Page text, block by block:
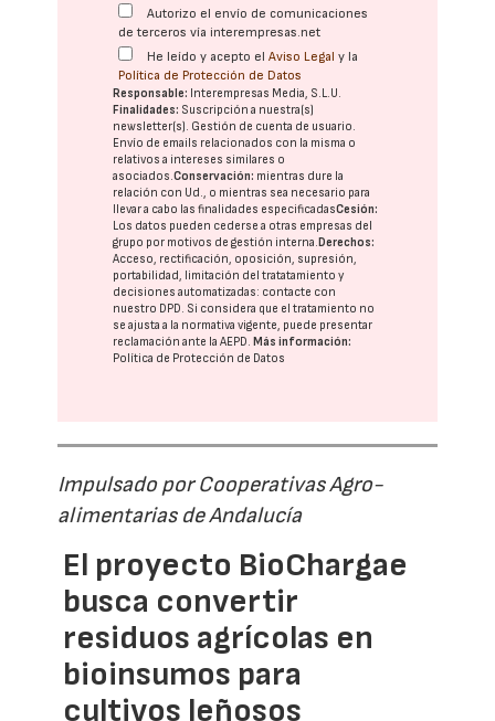
Autorizo el envío de comunicaciones
de terceros vía interempresas.net
He leído y acepto elAviso Legal y la
Política de Protección de Datos
Responsable: Interempresas Media, S.L.U.
Finalidades: Suscripción a nuestra(s)
newsletter(s). Gestión de cuenta de usuario.
Envío de emails relacionados con la misma o
relativos a intereses similares o
asociados.Conservación: mientras dure la
relación con Ud., o mientras sea necesario para
llevar a cabo las finalidades especificadasCesión:
Los datos pueden cederse a otras empresas del
grupo por motivos de gestión interna. Derechos:
Acceso, rectificación, oposición, supresión,
portabilidad, limitación del tratatamiento y
decisiones automatizadas: contacte con
nuestro DPD. Si considera que el tratamiento no
se ajusta a la normativa vigente, puede presentar
reclamación ante laAEPD. Más información:
Política de Protección de Datos
Impulsado por Cooperativas Agro-
alimentarias de Andalucía
El proyecto BioChargae
busca convertir
residuos agrícolas en
bioinsumos para
cultivos leñosos